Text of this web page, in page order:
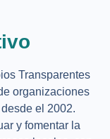
Transparentes
organizaciones
el 2002.
y fomentar la